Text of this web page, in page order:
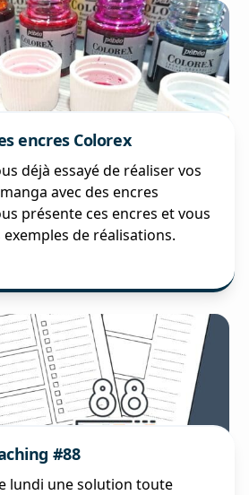
encres Colorex
déjà essayé de réaliser vos
avec des encres
présente ces encres et vous
de réalisations.
#88
lundi une solution toute